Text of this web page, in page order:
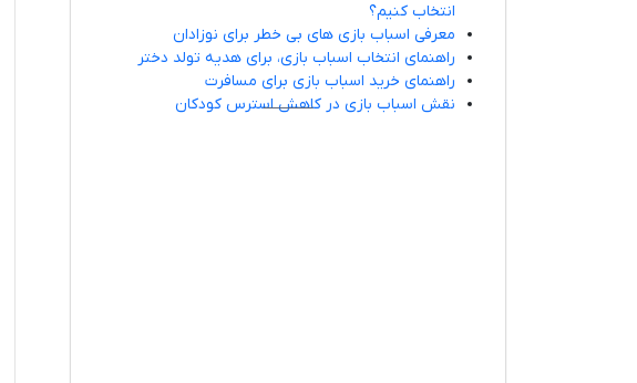
انتخاب کنیم؟
معرفی اسباب بازی های بی خطر برای نوزادان
راهنمای انتخاب اسباب بازی، برای هدیه تولد دختر
راهنمای خرید اسباب بازی برای مسافرت
نقش اسباب بازی در کاهش استرس کودکان